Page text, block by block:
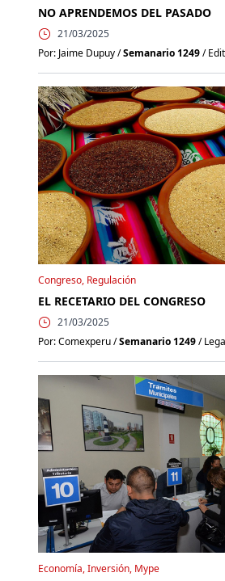
NO APRENDEMOS DEL PASADO
21/03/2025
Por: Jaime Dupuy /Semanario 1249/
Congreso, Regulación
EL RECETARIO DEL CONGRESO
21/03/2025
Por: Comexperu /Semanario 1249/
Economía, Inversión, Mype